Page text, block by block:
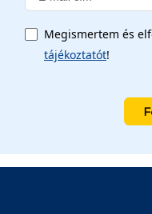
Megismertem és
tájékoztatót!